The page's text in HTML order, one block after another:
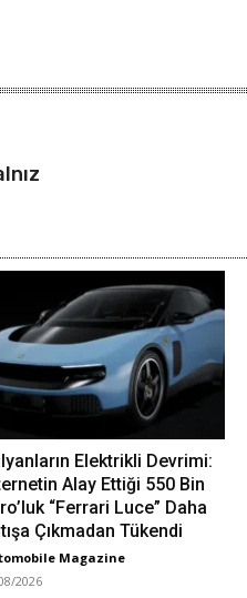
Elektrikli Devrimi:
Alay Ettiği 550 Bin
“Ferrari Luce” Daha
Çıkmadan Tükendi
Magazine
2026